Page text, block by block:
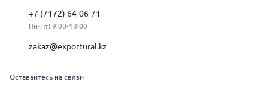
+7 (7172) 64-06-71
Пн-Пт: 9:00-18:00
zakaz@exportural.kz
Оставайтесь на связи